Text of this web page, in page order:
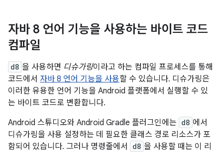
자바 8 언어 기능을 사용하는 바이트 코드
컴파일
d8 을 사용하면 디슈가링이라고 하는 컴파일 프로세스를 통해
코드에서 자바 8 언어 기능을 사용할 수 있습니다. 디슈가링은
이러한 유용한 언어 기능을 Android 플랫폼에서 실행할 수 있
는 바이트 코드로 변환합니다.
Android 스튜디오와 Android Gradle 플러그인에는 d8 에서
디슈가링을 사용 설정하는 데 필요한 클래스 경로 리소스가 포
함되어 있습니다. 그러나 명령줄에서
d8 을 사용할 때는 이 리